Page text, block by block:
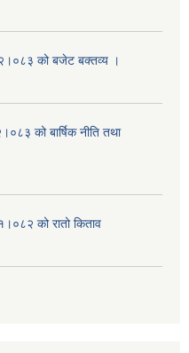
को बजेट बक्तव्य ।
को बार्षिक नीति तथा
को रातो किताव